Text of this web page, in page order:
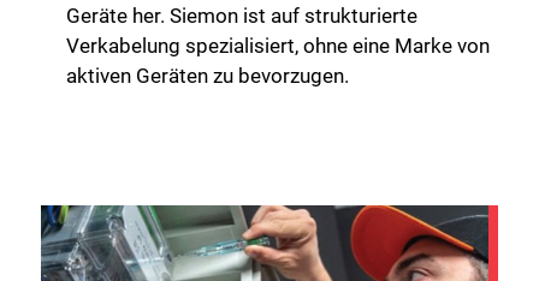
Geräte her. Siemon ist auf strukturierte
Verkabelung spezialisiert, ohne eine Marke von
aktiven Geräten zu bevorzugen.